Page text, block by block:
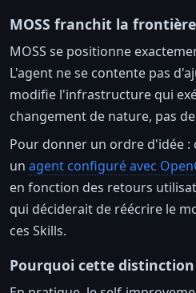
MOSS franchit la frontière
MOSS se positionne
L'agent ne se contente pas
modifie l'infrastructure qui
changement de nature, pas
Pour donner un ordre d'idée :
un agent configuré avec
en fonction des retours
qui déciderait de réécrire le
ces Skills.
Pourquoi cette